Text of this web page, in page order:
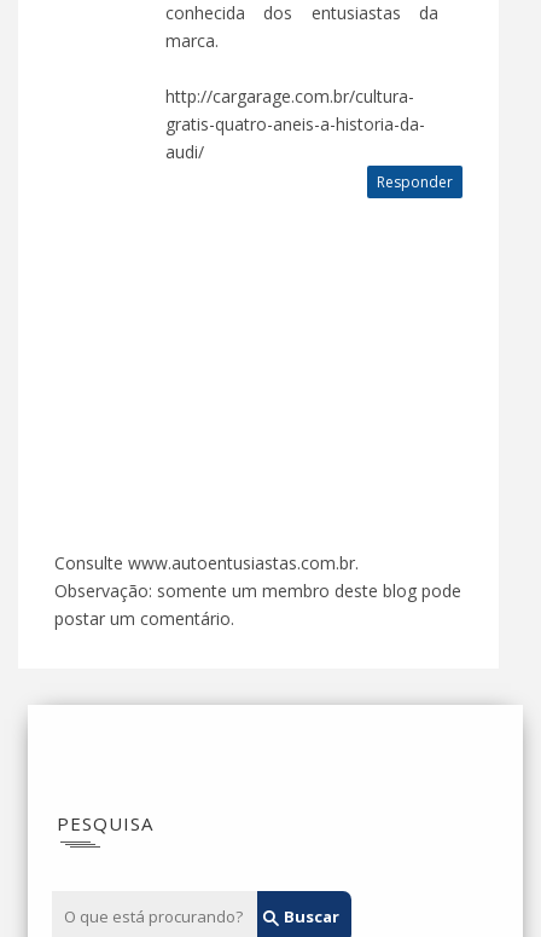
conhecida dos entusiastas da
marca.
http://cargarage.com.br/cultura-
gratis-quatro-aneis-a-historia-da-
audi/
Responder
Consulte www.autoentusiastas.com.br.
Observação: somente um membro deste blog pode
postar um comentário.
PESQUISA